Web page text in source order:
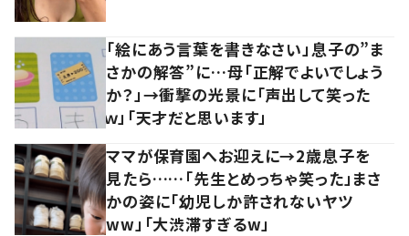
「絵にあう言葉を書きなさい」息子の”ま
さかの解答”に…母「正解でよいでしょう
か？」→衝撃の光景に「声出して笑った
ｗ」「天才だと思います」
ママが保育園へお迎えに→2歳息子を
見たら……「先生とめっちゃ笑った」まさ
かの姿に「幼児しか許されないヤツ
ww」「大渋滞すぎるw」